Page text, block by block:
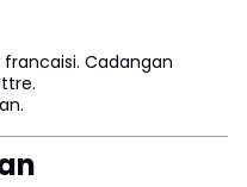
Cadangan